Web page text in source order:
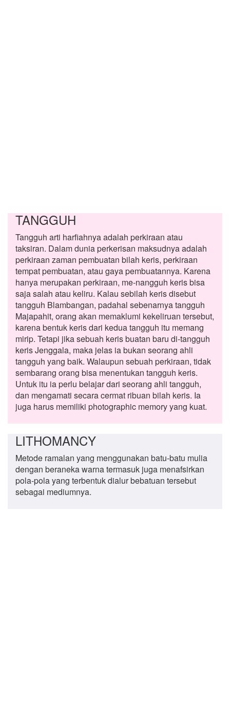
TANGGUH
Tangguh arti harfiahnya adalah perkiraan atau
taksiran. Dalam dunia perkerisan maksudnya adalah
perkiraan zaman pembuatan bilah keris, perkiraan
tempat pembuatan, atau gaya pembuatannya. Karena
hanya merupakan perkiraan, me-nangguh keris bisa
saja salah atau keliru. Kalau sebilah keris disebut
tangguh Blambangan, padahal sebenarnya tangguh
Majapahit, orang akan memaklumi kekeliruan tersebut,
karena bentuk keris dari kedua tangguh itu memang
mirip. Tetapi jika sebuah keris buatan baru di-tangguh
keris Jenggala, maka jelas ia bukan seorang ahli
tangguh yang baik. Walaupun sebuah perkiraan, tidak
sembarang orang bisa menentukan tangguh keris.
Untuk itu ia perlu belajar dari seorang ahli tangguh,
dan mengamati secara cermat ribuan bilah keris. Ia
juga harus memiliki photographic memory yang kuat.
LITHOMANCY
Metode ramalan yang menggunakan batu-batu mulia
dengan beraneka warna termasuk juga menafsirkan
pola-pola yang terbentuk dialur bebatuan tersebut
sebagai mediumnya.